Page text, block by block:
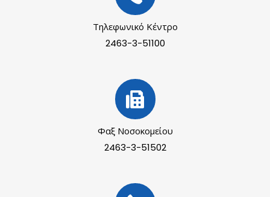
Τηλεφωνικό Κέντρο
2463-3-51100
Φαξ Νοσοκομείου
2463-3-51502